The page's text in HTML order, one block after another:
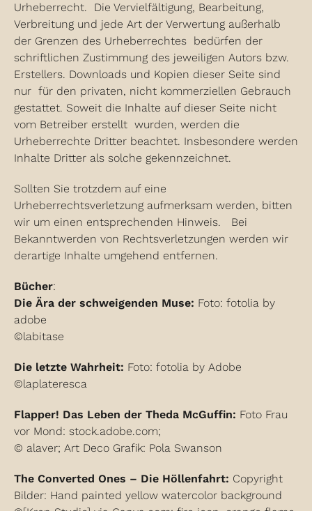
Urheberrecht. Die Vervielfältigung, Bearbeitung,
Verbreitung und jede Art der Verwertung außerhalb
der Grenzen des Urheberrechtes bedürfen der
schriftlichen Zustimmung des jeweiligen Autors bzw.
Erstellers. Downloads und Kopien dieser Seite sind
nur für den privaten, nicht kommerziellen Gebrauch
gestattet. Soweit die Inhalte auf dieser Seite nicht
vom Betreiber erstellt wurden, werden die
Urheberrechte Dritter beachtet. Insbesondere werden
Inhalte Dritter als solche gekennzeichnet.
Sollten Sie trotzdem auf eine
Urheberrechtsverletzung aufmerksam werden, bitten
wir um einen entsprechenden Hinweis. Bei
Bekanntwerden von Rechtsverletzungen werden wir
derartige Inhalte umgehend entfernen.
Bücher:
Die Ära der schweigenden Muse: Foto: fotolia by
adobe
©labitase
Die letzte Wahrheit: Foto: fotolia by Adobe
©laplateresca
Flapper! Das Leben der Theda McGuffin: Foto Frau
vor Mond: stock.adobe.com;
© alaver; Art Deco Grafik: Pola Swanson
The Converted Ones – Die Höllenfahrt: Copyright
Bilder: Hand painted yellow watercolor background